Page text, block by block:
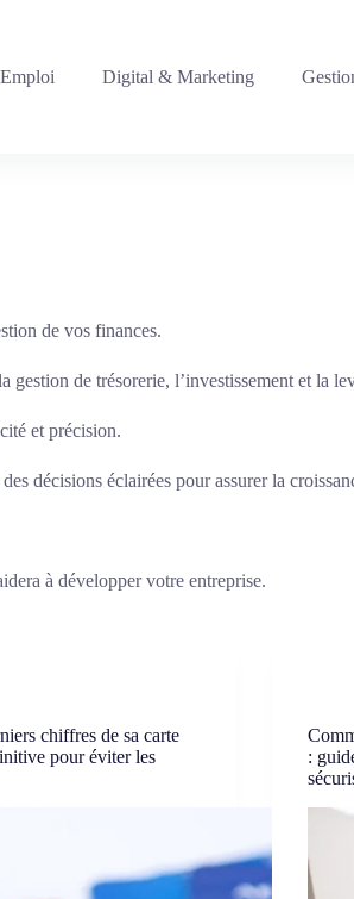
Emploi Digital & Marketing
de vos finances.
de trésorerie, l’investissement et la
et précision.
décisions éclairées pour assurer la
à développer votre entreprise.
chiffres de sa carte
pour éviter les
: